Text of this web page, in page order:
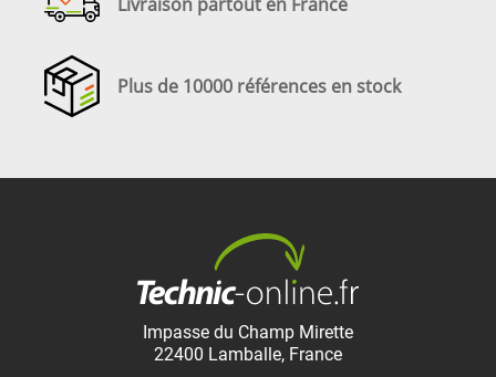
Plus de 10000 références en stock
Impasse du Champ Mirette
22400 Lamballe, France